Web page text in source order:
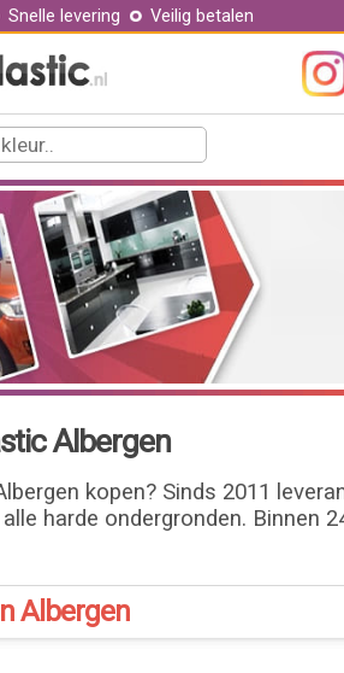
Snelle levering Veilig betalen
Albergen
kopen? Sinds 2011
harde ondergronden. Binnen
Albergen